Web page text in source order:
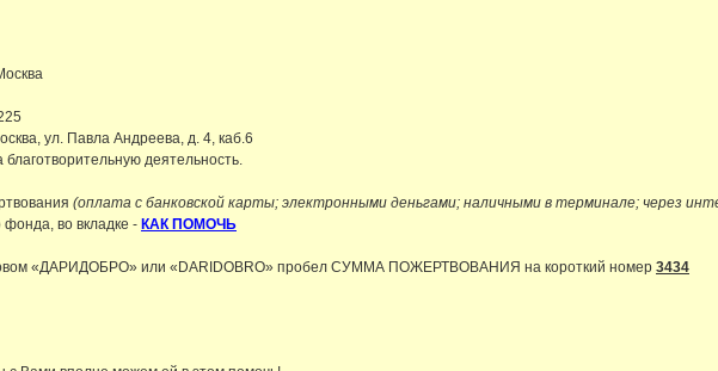
ул. Павла Андреева, д. 4, каб.6
деятельность.
(оплата с банковской карты; электронными деньгами; наличными в терминале; через
во вкладке - КАК ПОМОЧЬ
«ДАРИДОБРО» или «DARIDOBRO» пробел СУММА ПОЖЕРТВОВАНИЯ на короткий номер 3434